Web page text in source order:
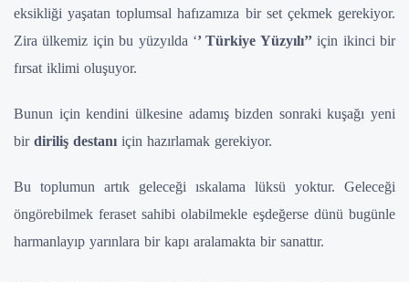
eksikliği yaşatan toplumsal hafızamıza bir set çekmek gerekiyor.
Zira ülkemiz için bu yüzyılda ‘’ Türkiye Yüzyılı’’için ikinci bir
fırsat iklimi oluşuyor.
Bunun için kendini ülkesine adamış bizden sonraki kuşağı yeni
bir diriliş destanı için hazırlamak gerekiyor.
Bu toplumun artık geleceği ıskalama lüksü yoktur. Geleceği
öngörebilmek feraset sahibi olabilmekle eşdeğerse dünü bugünle
harmanlayıp yarınlara bir kapı aralamakta bir sanattır.